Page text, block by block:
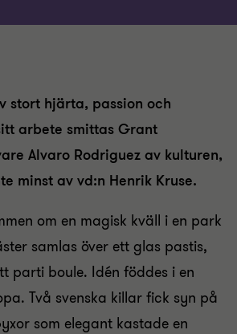
stort hjärta, passion och
arbete smittas Grant
Alvaro Rodriguez av kulturen,
minst av vd:n Henrik Kruse.
om en magisk kväll i en park
samlas över ett glas pastis,
parti boule. Idén föddes i en
Två svenska killar fick syn på
som elegant kastade en